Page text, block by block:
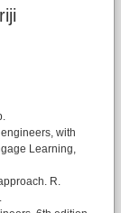
with
Learning,
R.